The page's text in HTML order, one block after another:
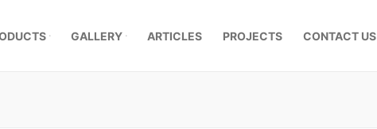
GALLERY ARTICLES PROJECTS CONTACT US